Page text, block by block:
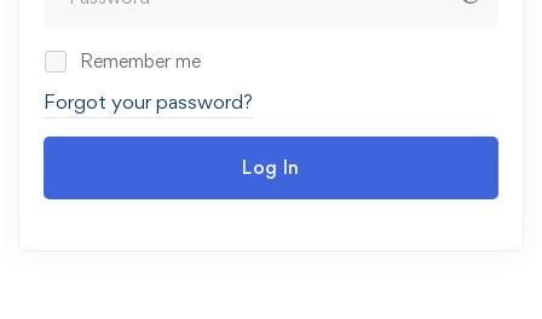
Remember me
Forgot your password?
Log In